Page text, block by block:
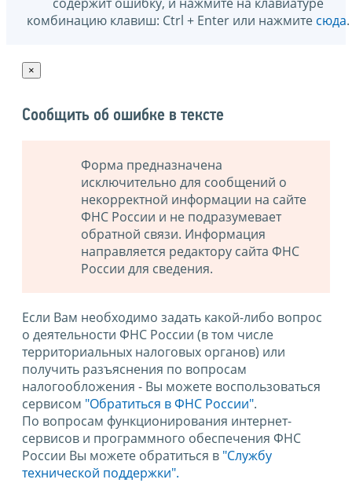
комбинацию клавиш: Ctrl + Enter или нажмите сюда.
×
Сообщить об ошибке в тексте
Форма предназначена
исключительно для сообщений о
некорректной информации на сайте
ФНС России и не подразумевает
обратной связи. Информация
направляется редактору сайта ФНС
России для сведения.
Если Вам необходимо задать какой-либо вопрос
о деятельности ФНС России (в том числе
территориальных налоговых органов) или
получить разъяснения по вопросам
налогообложения - Вы можете воспользоваться
сервисом "Обратиться в ФНС России".
По вопросам функционирования интернет-
сервисов и программного обеспечения ФНС
России Вы можете обратиться в "Службу
технической поддержки".